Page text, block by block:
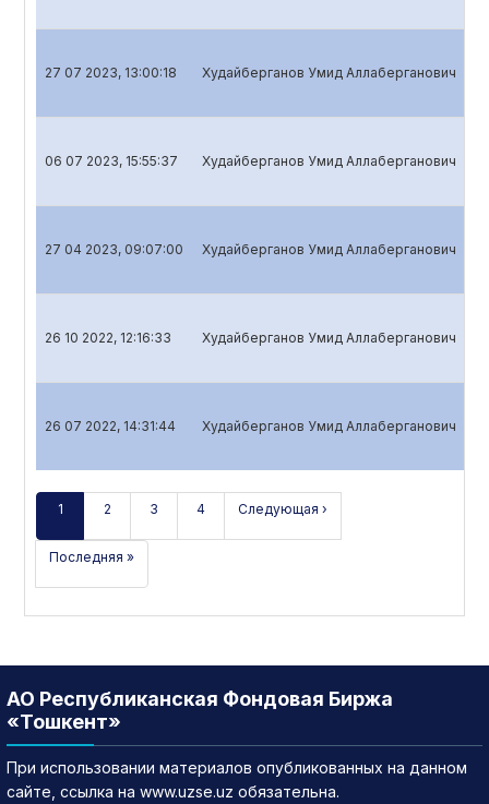
27 07 2023, 13:00:18 Худайберганов Умид Аллаберганович
06 07 2023, 15:55:37 Худайберганов Умид Аллаберганович
27 04 2023, 09:07:00 Худайберганов Умид Аллаберганович
26 10 2022, 12:16:33 Худайберганов Умид Аллаберганович
26 07 2022, 14:31:44 Худайберганов Умид Аллаберганович
1 2 3 4 Следующая ›
Последняя »
АО Республиканская Фондовая Биржа
«Тошкент»
При использовании материалов опубликованных на данном
сайте, ссылка на www.uzse.uz обязательна.